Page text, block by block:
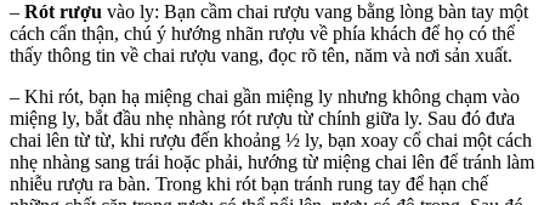
– Rót rượu vào ly: Bạn cầm chai rượu vang bằng lòng bàn tay một
cách cẩn thận, chú ý hướng nhãn rượu về phía khách để họ có thể
thấy thông tin về chai rượu vang, đọc rõ tên, năm và nơi sản xuất.
– Khi rót, bạn hạ miệng chai gần miệng ly nhưng không chạm vào
miệng ly, bắt đầu nhẹ nhàng rót rượu từ chính giữa ly. Sau đó đưa
chai lên từ từ, khi rượu đến khoảng ½ ly, bạn xoay cổ chai một cách
nhẹ nhàng sang trái hoặc phải, hướng từ miệng chai lên để tránh làm
nhiễu rượu ra bàn. Trong khi rót bạn tránh rung tay để hạn chế